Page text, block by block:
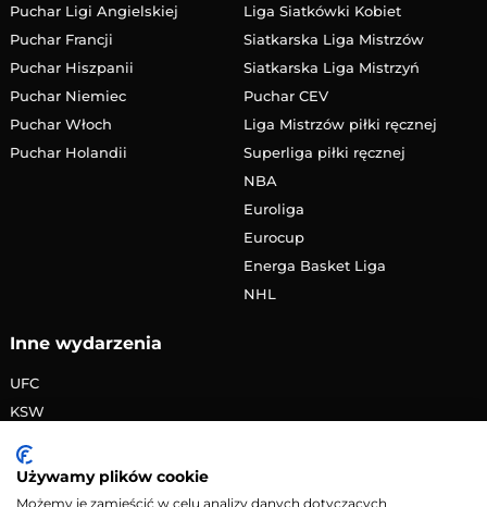
Puchar Ligi Angielskiej
Puchar Francji
Puchar Hiszpanii
Puchar Niemiec
Puchar Włoch
Puchar Holandii
Liga Siatkówki Kobiet
Siatkarska Liga Mistrzów
Siatkarska Liga Mistrzyń
Puchar CEV
Liga Mistrzów piłki ręcznej
Superliga piłki ręcznej
NBA
Euroliga
Eurocup
Energa Basket Liga
NHL
Inne wydarzenia
UFC
KSW
PRIME MMA
Żużlowa Ekstraliga
Używamy plików cookie
Możemy je zamieścić w celu analizy danych dotyczących